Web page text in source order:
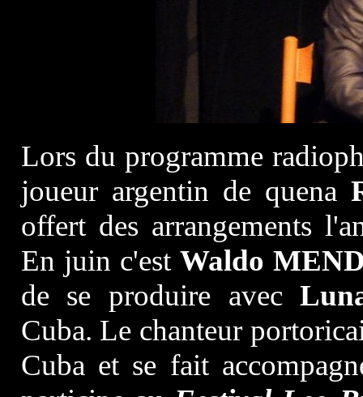
Lors du programme
joueur argentin de quena
offert des arrangements
En juin c'est Waldo
de se produire avec
Cuba. Le chanteur
Cuba et se fait